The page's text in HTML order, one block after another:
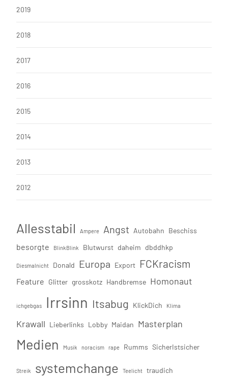
2019
2018
2017
2016
2015
2014
2013
2012
Allesstabil Ampere Angst Autobahn Beschiss
besorgte BlinkBlink Blutwurst daheim dbddhkp
Diesmalnicht Donald Europa Export FCKracism
Feature Glitter grosskotz Handbremse Homonaut
ichgebgas Irrsinn Itsabug KlickDich Klima
Krawall Lieberlinks Lobby Maidan Masterplan
Medien Musik noracism rape Rumms SicherIstsicher
Streik systemchange Teelicht traudich